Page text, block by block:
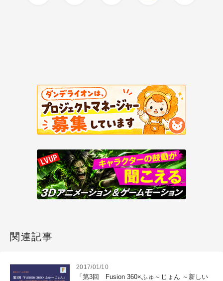
関連記事
2017/01/10
「第3回 Fusion 360×ふゅ～じょん ～新しい